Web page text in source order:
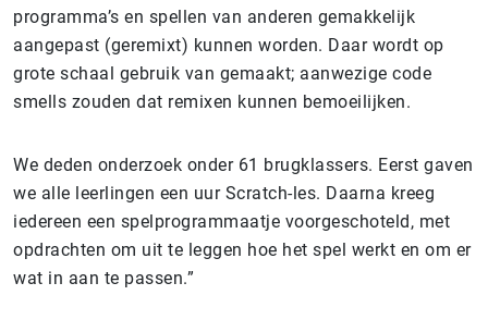
programma’s en spellen van anderen gemakkelijk
aangepast (geremixt) kunnen worden. Daar wordt op
grote schaal gebruik van gemaakt; aanwezige code
smells zouden dat remixen kunnen bemoeilijken.
We deden onderzoek onder 61 brugklassers. Eerst gaven
we alle leerlingen een uur Scratch-les. Daarna kreeg
iedereen een spelprogrammaatje voorgeschoteld, met
opdrachten om uit te leggen hoe het spel werkt en om er
wat in aan te passen.”